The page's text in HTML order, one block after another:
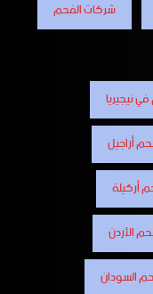
شركات الفحم
نيجيريا
أراجيل
أركيلة
الأردن
السودان